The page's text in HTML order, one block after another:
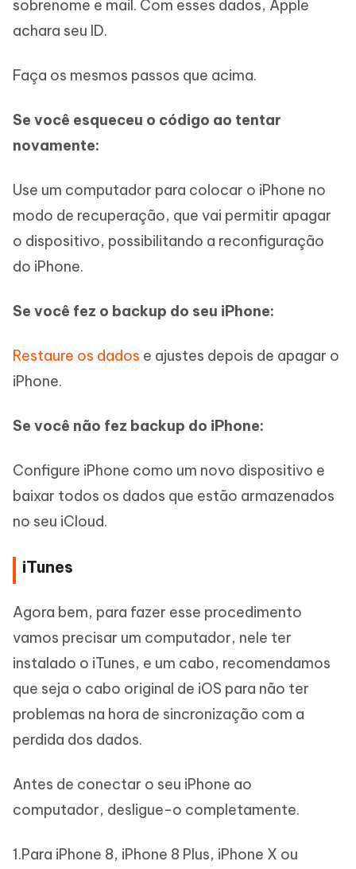
sobrenome e mail. Com esses dados, Apple
achara seu ID.
Faça os mesmos passos que acima.
Se você esqueceu o código ao tentar
novamente:
Use um computador para colocar o iPhone no
modo de recuperação, que vai permitir apagar
o dispositivo, possibilitando a reconfiguração
do iPhone.
Se você fez o backup do seu iPhone:
Restaure os dados e ajustes depois de apagar o
iPhone.
Se você não fez backup do iPhone:
Configure iPhone como um novo dispositivo e
baixar todos os dados que estão armazenados
no seu iCloud.
iTunes
Agora bem, para fazer esse procedimento
vamos precisar um computador, nele ter
instalado o iTunes, e um cabo, recomendamos
que seja o cabo original de iOS para não ter
problemas na hora de sincronização com a
perdida dos dados.
Antes de conectar o seu iPhone ao
computador, desligue-o completamente.
1.Para iPhone 8, iPhone 8 Plus, iPhone X ou